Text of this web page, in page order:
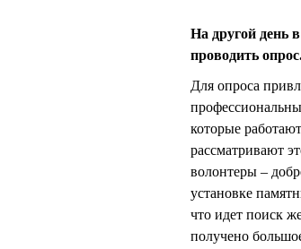
На другой день
проводить
Для опроса
которые
рассматривают
волонтеры –
установке
что идет поиск
получено